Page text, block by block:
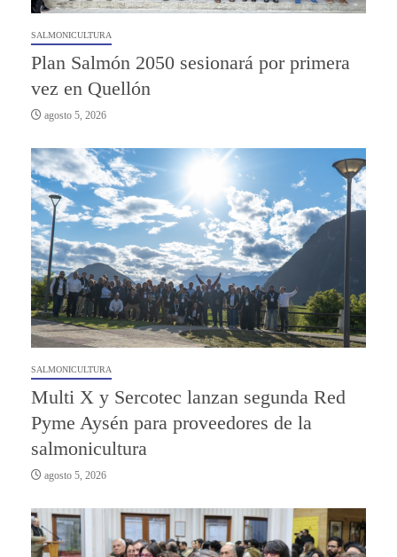
SALMONICULTURA
Plan Salmón 2050 sesionará por primera
vez en Quellón
agosto 5, 2026
SALMONICULTURA
Multi X y Sercotec lanzan segunda Red
Pyme Aysén para proveedores de la
salmonicultura
agosto 5, 2026